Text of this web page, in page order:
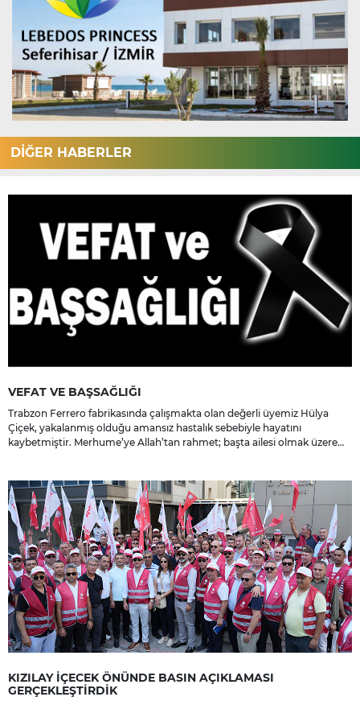
DİĞER HABERLER
VEFAT VE BAŞSAĞLIĞI
Trabzon Ferrero fabrikasında çalışmakta olan değerli üyemiz Hülya
Çiçek, yakalanmış olduğu amansız hastalık sebebiyle hayatını
kaybetmiştir. Merhume’ye Allah’tan rahmet; başta ailesi olmak üzere
KIZILAY İÇECEK ÖNÜNDE BASIN AÇIKLAMASI
GERÇEKLEŞTİRDİK